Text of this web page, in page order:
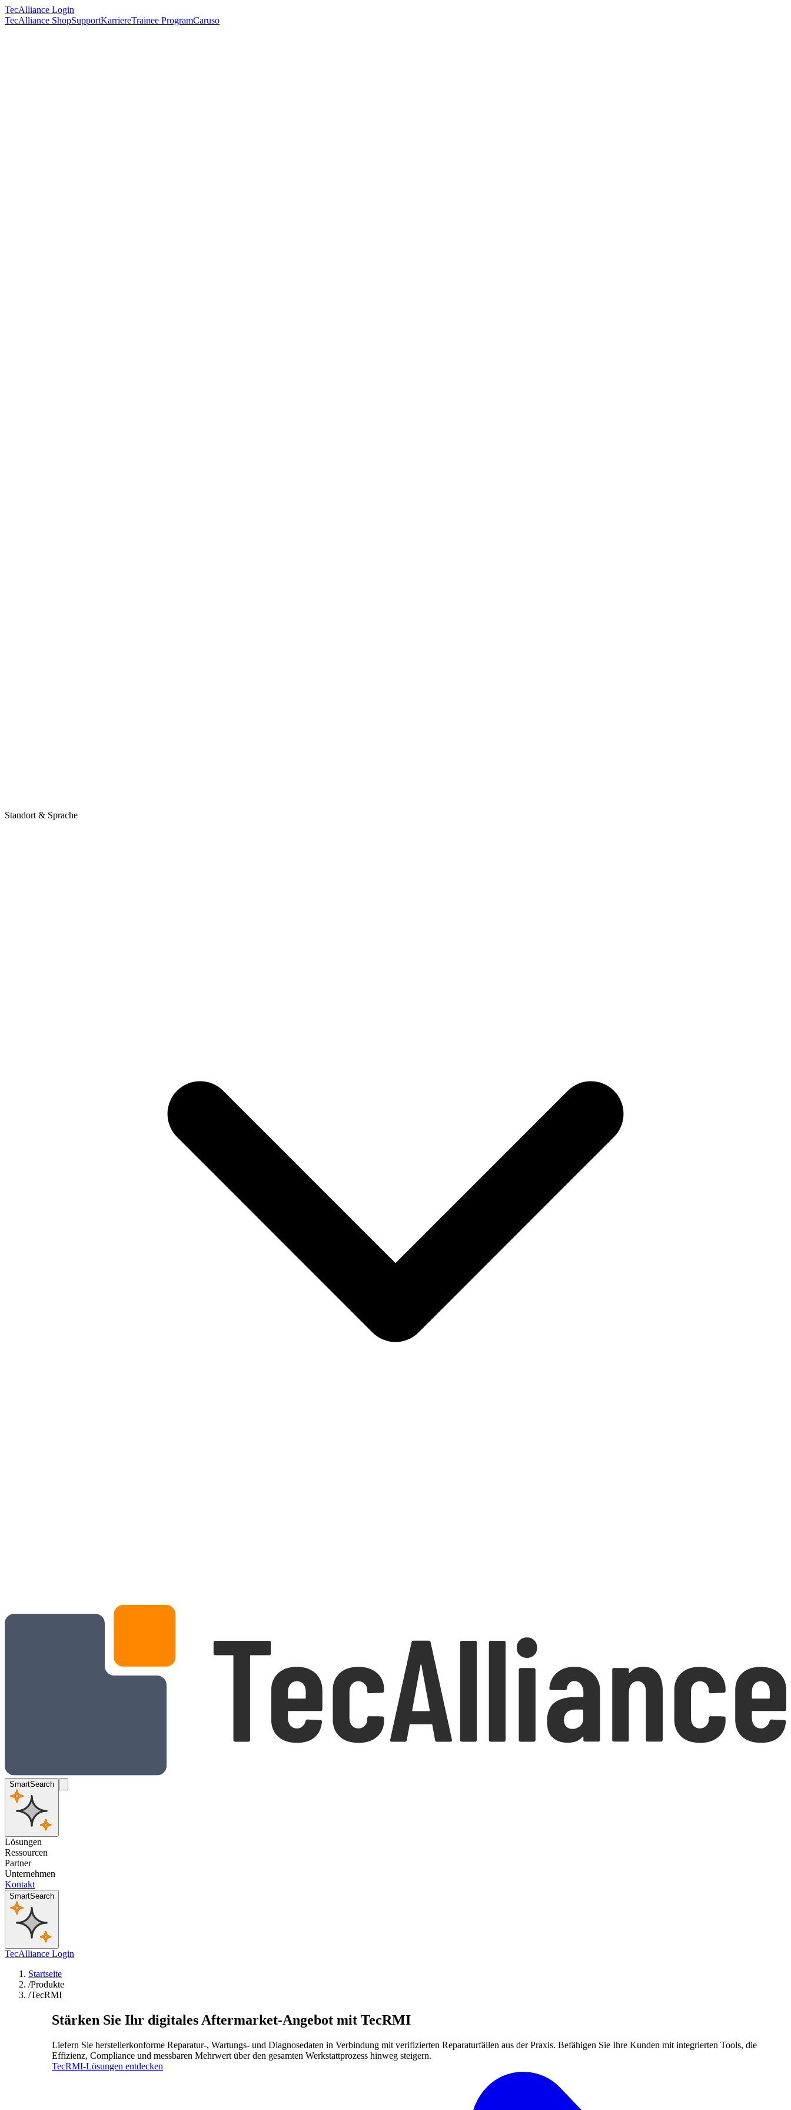
TecAlliance Login
TecAlliance ShopSupportKarriereTrainee ProgramCaruso
Standort & Sprache
SmartSearch
Lösungen
Ressourcen
Partner
Unternehmen
Kontakt
SmartSearch
TecAlliance Login
Startseite
/Produkte
/TecRMI
Stärken Sie Ihr digitales Aftermarket-Angebot mit TecRMI
Liefern Sie herstellerkonforme Reparatur-, Wartungs- und Diagnosedaten in Verbindung mit verifizierten Reparaturfällen aus der Praxis. Befähigen Sie Ihre Kunden mit integrierten Tools, die
Effizienz, Compliance und messbaren Mehrwert über den gesamten Werkstattprozess hinweg steigern.
TecRMI-Lösungen entdecken